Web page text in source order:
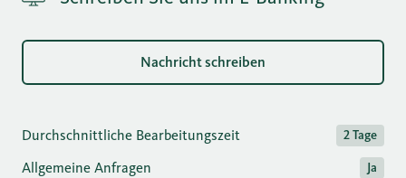
Nachricht schreiben
Durchschnittliche Bearbeitungszeit 2 Tage
Allgemeine Anfragen Ja